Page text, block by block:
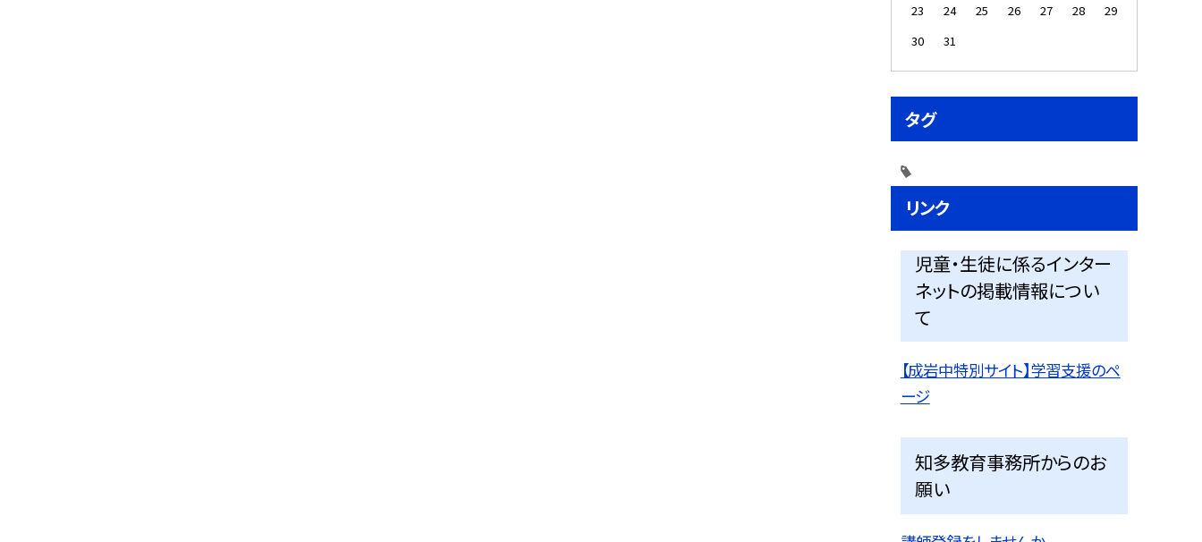
23
24 25 26 27 28
29
30
31
タグ
リンク
児童・生徒に係るインター
ネットの掲載情報につい
て
【成岩中特別サイト】学習支援のペ
ージ
知多教育事務所からのお
願い